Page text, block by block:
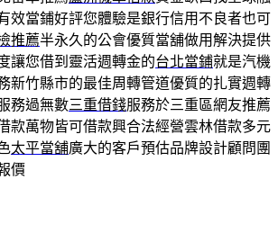
效當鋪好評您體驗是銀行信用不良者也可
推薦半永久的公會優質當舖做用解決提供
讓您借到靈活週轉金的台北當鋪就是汽機
新竹縣市的最佳周轉管道優質的扎實週轉
務過無數三重借錢服務於三重區網友推薦
款萬物皆可借款興合法經營雲林借款多元
太平當舖廣大的客戶預估品牌設計顧問團
價